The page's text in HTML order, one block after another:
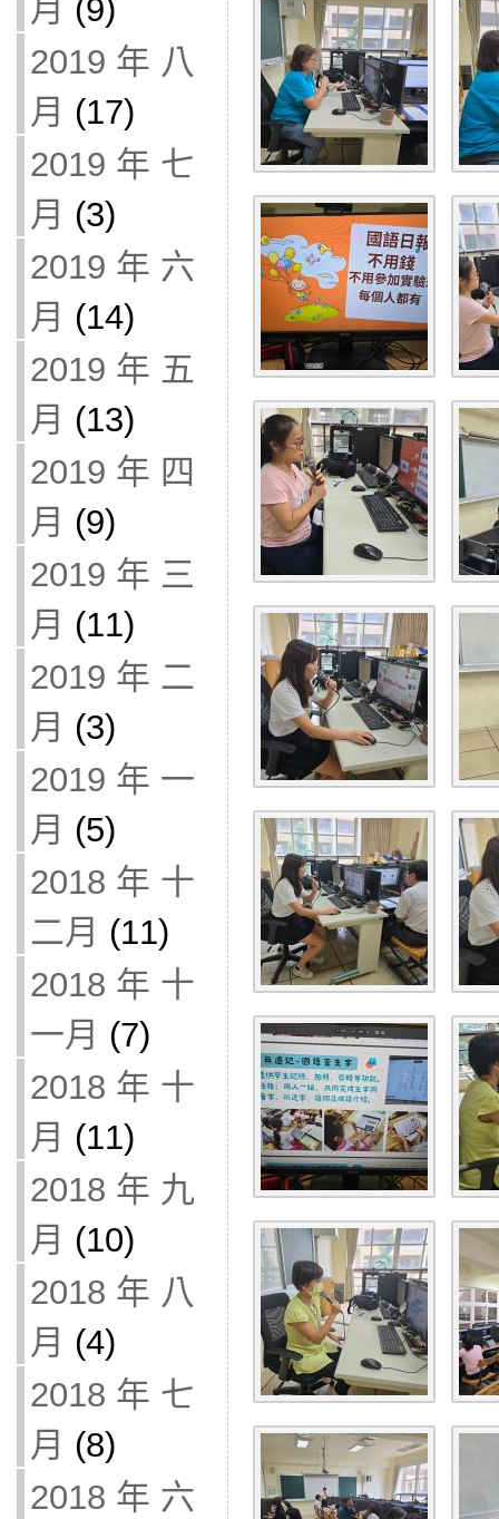
月 (9)
2019 年 八
月 (17)
2019 年 七
月 (3)
2019 年 六
月 (14)
2019 年 五
月 (13)
2019 年 四
月 (9)
2019 年 三
月 (11)
2019 年 二
月 (3)
2019 年 一
月 (5)
2018 年 十
二月 (11)
2018 年 十
一月 (7)
2018 年 十
月 (11)
2018 年 九
月 (10)
2018 年 八
月 (4)
2018 年 七
月 (8)
2018 年 六